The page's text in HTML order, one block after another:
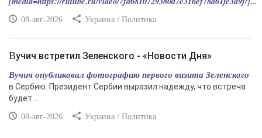
08-авг-2026 Украина / Политика
Вучич встретил Зеленского - «Новости Дня»
Вучич опубликовал фотографию первого визита Зеленского
в Сербию. Президент Сербии выразил надежду, что встреча
будет...
08-авг-2026 Украина / Политика